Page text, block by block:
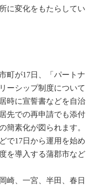
に変化をもたらしてい
町が17日、「パートナ
ーシップ制度について
時に宣誓書などを自治
先での再申請でも添付
簡素化が図られます。
で17日から運用を始め
を導入する蒲郡市など
崎、一宮、半田、春日